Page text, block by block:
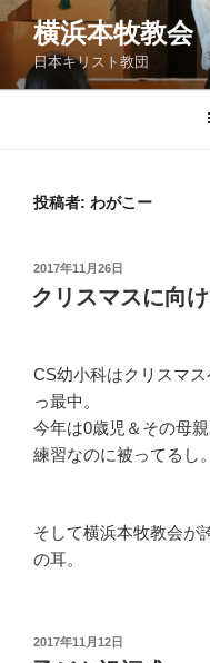
コ
ン
横浜本牧教会
日本キリスト教団
投稿者: わがこー
投
稿
日:
2017年11月26日
クリスマスに向
CS幼小科はクリスマ
っ最中。
今年は0歳児＆その母親
練習なのに被ってるし
そして横浜本牧教会が
の耳。
投
2017年11月12日